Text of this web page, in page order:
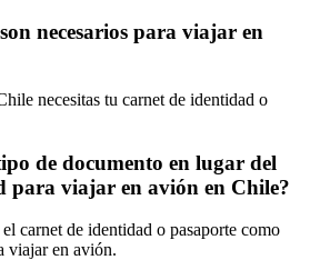
necesarios para viajar en
necesitas tu carnet de identidad o
de documento en lugar del
para viajar en avión en Chile?
carnet de identidad o pasaporte como
viajar en avión.